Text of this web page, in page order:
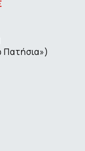
Πατήσια»)